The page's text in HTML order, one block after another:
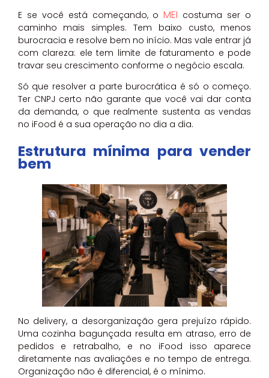
E se você está começando, oMEI costuma ser o
caminho mais simples. Tem baixo custo, menos
burocracia e resolve bem no início. Mas vale entrar já
com clareza: ele tem limite de faturamento e pode
travar seu crescimento conforme o negócio escala.
Só que resolver a parte burocrática é só o começo.
Ter CNPJ certo não garante que você vai dar conta
da demanda, o que realmente sustenta as vendas
no iFood é a sua operação no dia a dia.
Estrutura mínima para vender
bem
No delivery, a desorganização gera prejuízo rápido.
Uma cozinha bagunçada resulta em atraso, erro de
pedidos e retrabalho, e no iFood isso aparece
diretamente nas avaliações e no tempo de entrega.
Organização não é diferencial, é o mínimo.